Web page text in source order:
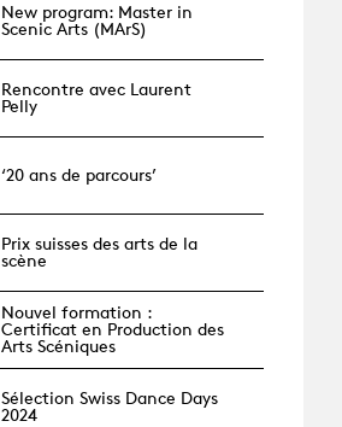
New program: Master in
Scenic Arts (MArS)
Rencontre avec Laurent
Pelly
‘20 ans de parcours’
Prix suisses des arts de la
scène
Nouvel formation :
Certificat en Production des
Arts Scéniques
Sélection Swiss Dance Days
2024